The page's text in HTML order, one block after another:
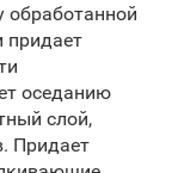
обработанной
придает
оседанию
слой,
Придает